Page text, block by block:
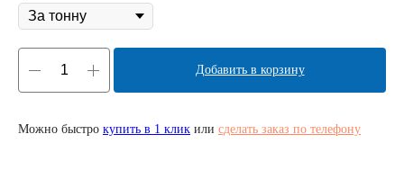
Добавить в корзину
Можно быстро купить в 1 клик или сделать заказ по телефону